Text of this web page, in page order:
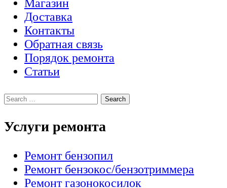
Магазин
Доставка
Контакты
Обратная связь
Порядок ремонта
Статьи
Услуги ремонта
Ремонт бензопил
Ремонт бензокос/бензотриммера
Ремонт газонокосилок